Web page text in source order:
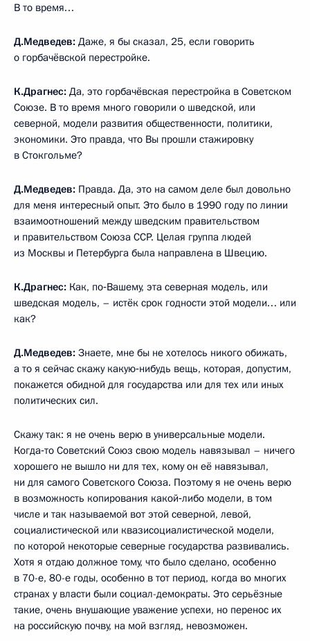
В то время…
Д.Медведев: Даже, я бы сказал, 25, если говорить
о горбачёвской перестройке.
К.Драгнес: Да, это горбачёвская перестройка в Советском
Союзе. В то время много говорили о шведской, или
северной, модели развития общественности, политики,
экономики. Это правда, что Вы прошли стажировку
в Стокгольме?
Д.Медведев: Правда. Да, это на самом деле был довольно
для меня интересный опыт. Это было в 1990 году по линии
взаимоотношений между шведским правительством
и правительством Союза ССР. Целая группа людей
из Москвы и Петербурга была направлена в Швецию.
К.Драгнес: Как, по‑Вашему, эта северная модель, или
шведская модель, – истёк срок годности этой модели… или
как?
Д.Медведев: Знаете, мне бы не хотелось никого обижать,
а то я сейчас скажу какую‑нибудь вещь, которая, допустим,
покажется обидной для государства или для тех или иных
политических сил.
Скажу так: я не очень верю в универсальные модели.
Когда‑то Советский Союз свою модель навязывал – ничего
хорошего не вышло ни для тех, кому он её навязывал,
ни для самого Советского Союза. Поэтому я не очень верю
в возможность копирования какой‑либо модели, в том
числе и так называемой вот этой северной, левой,
социалистической или квазисоциалистической модели,
по которой некоторые северные государства развивались.
Хотя я отдаю должное тому, что было сделано, особенно
в 70-е, 80-е годы, особенно в тот период, когда во многих
странах у власти были социал-демократы. Это серьёзные
такие, очень внушающие уважение успехи, но перенос их
на российскую почву, на мой взгляд, невозможен.